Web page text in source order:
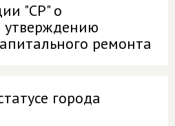
"СР" о
утверждению
ремонта
города